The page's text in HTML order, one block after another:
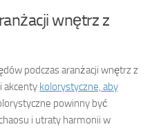
wnętrz z
podczas aranżacji wnętrz z
akcenty kolorystyczne, aby
powinny być
i utraty harmonii w